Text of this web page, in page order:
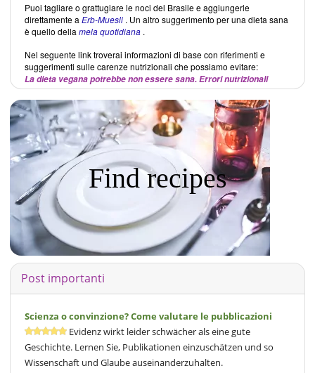
Puoi tagliare o grattugiare le noci del Brasile e aggiungerle
direttamente a Erb-Muesli . Un altro suggerimento per una dieta sana
è quello della mela quotidiana .
Nel seguente link troverai informazioni di base con riferimenti e
suggerimenti sulle carenze nutrizionali che possiamo evitare:
La dieta vegana potrebbe non essere sana. Errori nutrizionali
Find recipes
Post importanti
Scienza o convinzione? Come valutare le pubblicazioni
Evidenz wirkt leider schwächer als eine gute
Geschichte. Lernen Sie, Publikationen einzuschätzen und so
Wissenschaft und Glaube auseinanderzuhalten.